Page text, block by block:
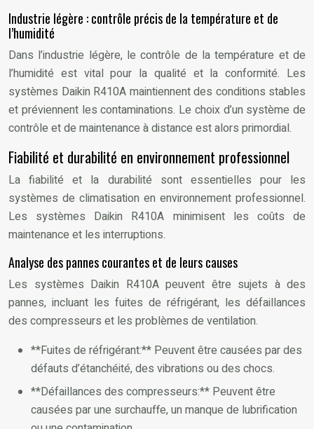
Industrie légère : contrôle précis de la température et de
l’humidité
Dans l’industrie légère, le contrôle de la température et de
l’humidité est vital pour la qualité et la conformité. Les
systèmes Daikin R410A maintiennent des conditions stables
et préviennent les contaminations. Le choix d’un système de
contrôle et de maintenance à distance est alors primordial.
Fiabilité et durabilité en environnement professionnel
La fiabilité et la durabilité sont essentielles pour les
systèmes de climatisation en environnement professionnel.
Les systèmes Daikin R410A minimisent les coûts de
maintenance et les interruptions.
Analyse des pannes courantes et de leurs causes
Les systèmes Daikin R410A peuvent être sujets à des
pannes, incluant les fuites de réfrigérant, les défaillances
des compresseurs et les problèmes de ventilation.
**Fuites de réfrigérant:** Peuvent être causées par des
défauts d’étanchéité, des vibrations ou des chocs.
**Défaillances des compresseurs:** Peuvent être
causées par une surchauffe, un manque de lubrification